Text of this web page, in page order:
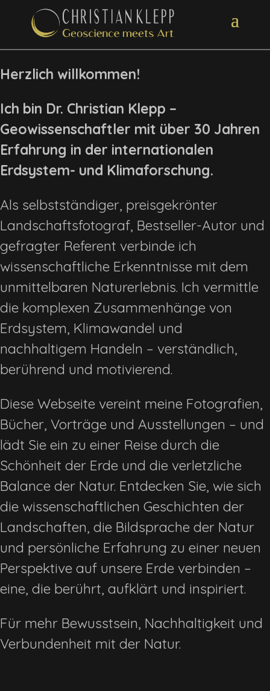
Herzlich willkommen!
Ich bin Dr. Christian Klepp –
Geowissenschaftler mit über 30 Jahren
Erfahrung in der internationalen
Erdsystem- und Klimaforschung.
Als selbstständiger, preisgekrönter
Landschaftsfotograf, Bestseller-Autor und
gefragter Referent verbinde ich
wissenschaftliche Erkenntnisse mit dem
unmittelbaren Naturerlebnis. Ich vermittle
die komplexen Zusammenhänge von
Erdsystem, Klimawandel und
nachhaltigem Handeln – verständlich,
berührend und motivierend.
Diese Webseite vereint meine Fotografien,
Bücher, Vorträge und Ausstellungen – und
lädt Sie ein zu einer Reise durch die
Schönheit der Erde und die verletzliche
Balance der Natur. Entdecken Sie, wie sich
die wissenschaftlichen Geschichten der
Landschaften, die Bildsprache der Natur
und persönliche Erfahrung zu einer neuen
Perspektive auf unsere Erde verbinden –
eine, die berührt, aufklärt und inspiriert.
Für mehr Bewusstsein, Nachhaltigkeit und
Verbundenheit mit der Natur.